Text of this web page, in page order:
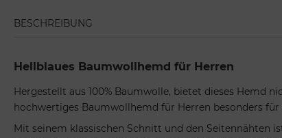
BESCHREIBUNG
Hellblaues Baumwollhemd für Herren
Hergestellt aus 100% Baumwolle, bietet dieses Hemd
hochwertiges Baumwollhemd für Herren besonders
Mit seinem klassischen Schnitt und den Seitennähten